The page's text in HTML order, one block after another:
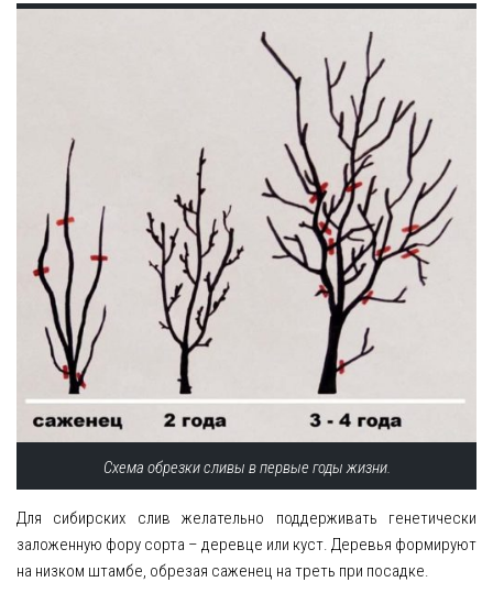
Схема обрезки сливы в первые годы жизни.
Для сибирских слив желательно поддерживать генетически
заложенную фору сорта – деревце или куст. Деревья формируют
на низком штамбе, обрезая саженец на треть при посадке.